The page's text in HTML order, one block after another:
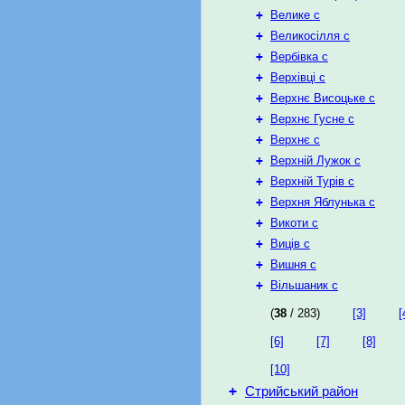
+
Велике с
+
Великосілля с
+
Вербівка с
+
Верхівці с
+
Верхнє Висоцьке с
+
Верхнє Гусне с
+
Верхнє с
+
Верхній Лужок с
+
Верхній Турів с
+
Верхня Яблунька с
+
Викоти с
+
Виців с
+
Вишня с
+
Вільшаник с
(38 / 283) [3]
[6] [7] [8]
[10]
+ Стрийський район